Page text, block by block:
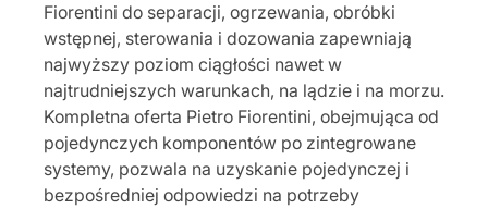
Fiorentini do separacji, ogrzewania, obróbki
wstępnej, sterowania i dozowania zapewniają
najwyższy poziom ciągłości nawet w
najtrudniejszych warunkach, na lądzie i na morzu.
Kompletna oferta Pietro Fiorentini, obejmująca od
pojedynczych komponentów po zintegrowane
systemy, pozwala na uzyskanie pojedynczej i
bezpośredniej odpowiedzi na potrzeby